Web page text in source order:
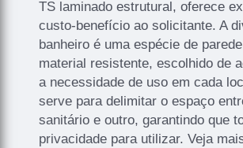
TS laminado estrutural, oferece
custo-benefício ao solicitante. A
banheiro é uma espécie de
material resistente, escolhido de
a necessidade de uso em cada
serve para delimitar o espaço
sanitário e outro, garantindo que
privacidade para utilizar. Veja